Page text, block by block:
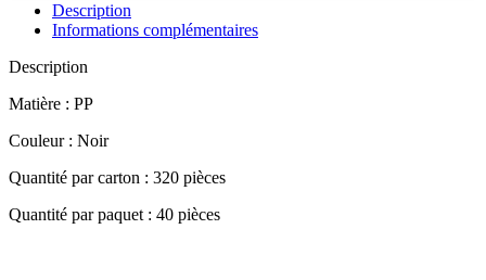
Description
Informations complémentaires
Description
Matière : PP
Couleur : Noir
Quantité par carton : 320 pièces
Quantité par paquet : 40 pièces